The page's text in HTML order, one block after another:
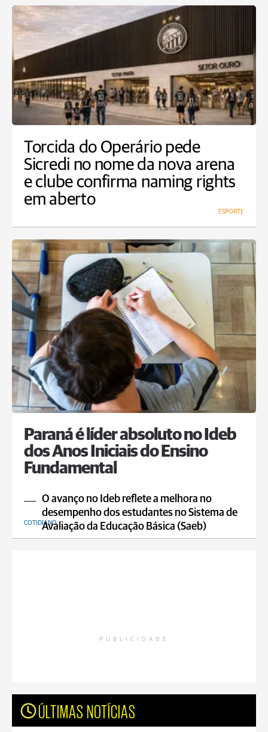
Torcida do Operário pede
Sicredi no nome da nova arena
e clube confirma naming rights
em aberto
ESPORTE
Paraná é líder absoluto no Ideb
dos Anos Iniciais do Ensino
Fundamental
O avanço no Ideb reflete a melhora no
desempenho dos estudantes no Sistema de
Avaliação da Educação Básica (Saeb)
COTIDIANO
PUBLICIDADE
ÚLTIMAS NOTÍCIAS